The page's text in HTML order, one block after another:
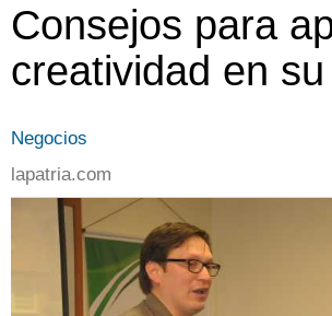
Consejos para
creatividad en
Negocios
lapatria.com